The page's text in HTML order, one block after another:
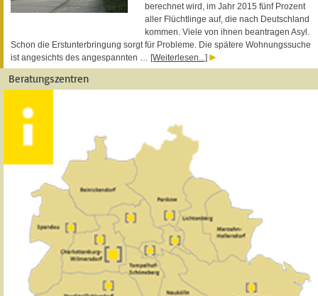
berechnet wird, im Jahr 2015 fünf Prozent
aller Flüchtlinge auf, die nach Deutschland
kommen. Viele von ihnen beantragen Asyl.
Schon die Erstunterbringung sorgt für Probleme. Die spätere Wohnungssuche
ist angesichts des angespannten … [Weiterlesen...]
Beratungszentren